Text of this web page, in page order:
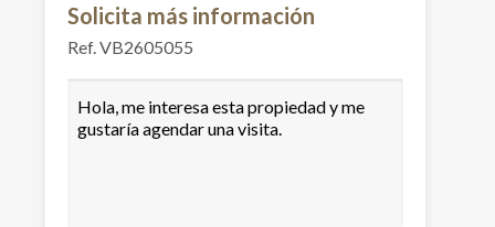
Solicita más información
Ref. VB2605055